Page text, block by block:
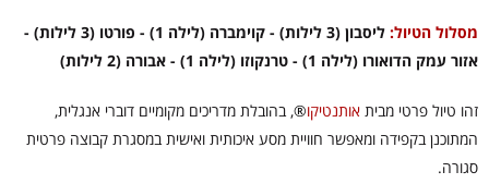
מסלול הטיול:
ליסבון (3 לילות) - קוימברה (לילה 1) - פורטו (3 לילות) -
אזור עמק הדואורו (לילה 1) - טרנקוזו (לילה 1) - אבורה (2 לילות)
זהו טיול פרטי מבית אותנטיקו®, בהובלת מדריכים מקומיים דוברי אנגלית,
המתוכנן בקפידה ומאפשר חוויית מסע איכותית ואישית במסגרת קבוצה פרטית
סגורה.